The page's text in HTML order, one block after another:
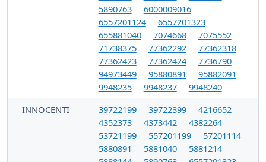
5890763
6000009016
6557201124
6557201323
655881040
7074668
7075552
71738375
77362292
77362318
77362423
77362424
7736790
94973449
95880891
95882091
9948235
9948237
9948240
INNOCENTI
39722199 39722399
4216652
4352373
4373442
4382264
53721199
557201199
57201114
5880891
5881040
5881214